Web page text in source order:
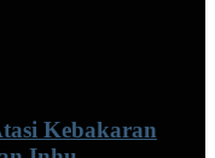
Kebakaran